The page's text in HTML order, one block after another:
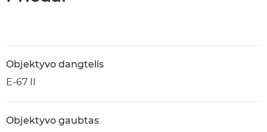
Objektyvo dangtelis
E-67 II
Objektyvo gaubtas